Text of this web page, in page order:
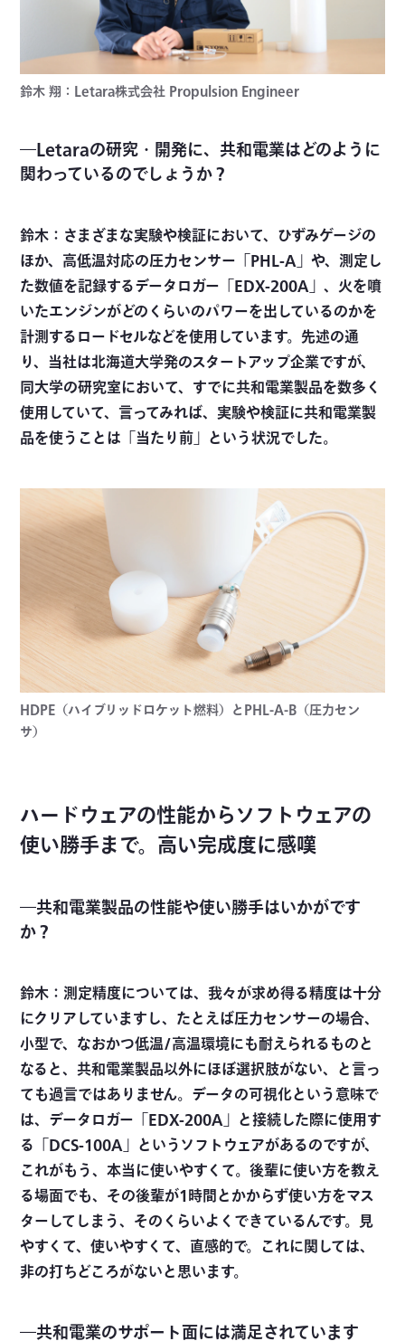
鈴木 翔：Letara株式会社 Propulsion Engineer
―Letaraの研究・開発に、共和電業はどのように
関わっているのでしょうか？
鈴木：さまざまな実験や検証において、ひずみゲージの
ほか、高低温対応の圧力センサー「PHL-A」や、測定し
た数値を記録するデータロガー「EDX-200A」、火を噴
いたエンジンがどのくらいのパワーを出しているのかを
計測するロードセルなどを使用しています。先述の通
り、当社は北海道大学発のスタートアップ企業ですが、
同大学の研究室において、すでに共和電業製品を数多く
使用していて、言ってみれば、実験や検証に共和電業製
品を使うことは「当たり前」という状況でした。
HDPE（ハイブリッドロケット燃料）とPHL-A-B（圧力セン
サ）
ハードウェアの性能からソフトウェアの
使い勝手まで。高い完成度に感嘆
―共和電業製品の性能や使い勝手はいかがです
か？
鈴木：測定精度については、我々が求め得る精度は十分
にクリアしていますし、たとえば圧力センサーの場合、
小型で、なおかつ低温/高温環境にも耐えられるものと
なると、共和電業製品以外にほぼ選択肢がない、と言っ
ても過言ではありません。データの可視化という意味で
は、データロガー「EDX-200A」と接続した際に使用す
る「DCS-100A」というソフトウェアがあるのですが、
これがもう、本当に使いやすくて。後輩に使い方を教え
る場面でも、その後輩が1時間とかからず使い方をマス
ターしてしまう、そのくらいよくできているんです。見
やすくて、使いやすくて、直感的で。これに関しては、
非の打ちどころがないと思います。
―共和電業のサポート面には満足されています